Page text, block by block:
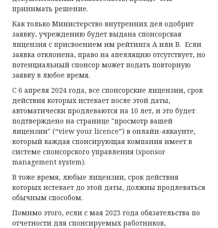
принимать решение.
Как только Министерство внутренних дел одобрит
заявку, учреждению будет выдана спонсорская
лицензия с присвоением им рейтинга A или B. Если
заявка отклонена, право на апелляцию отсутствует, но
потенциальный спонсор может подать повторную
заявку в любое время.
C 6 апреля 2024 года, все спонсорские лицензии, срок
действия которых истекает после этой даты,
автоматически продлеваются на 10 лет, и это будет
подтверждено на странице "просмотр вашей
лицензии" (“view your licence”) в онлайн-аккаунте,
который каждая спонсирующая компания имеет в
системе спонсорского управления (sponsor
management system).
В тоже время, любые лицензии, срок действия
которых истекает до этой даты, должны продлеваться
обычным способом.
Помимо этого, если с мая 2023 года обязательства по
отчетности для спонсируемых работников,